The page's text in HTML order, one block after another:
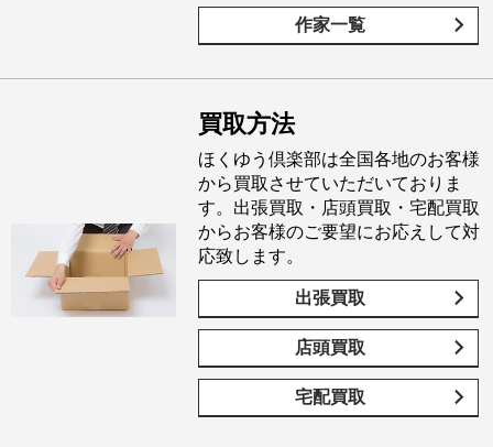
作家一覧
買取方法
ほくゆう倶楽部は全国各地のお客様
から買取させていただいておりま
す。出張買取・店頭買取・宅配買取
からお客様のご要望にお応えして対
応致します。
出張買取
店頭買取
宅配買取